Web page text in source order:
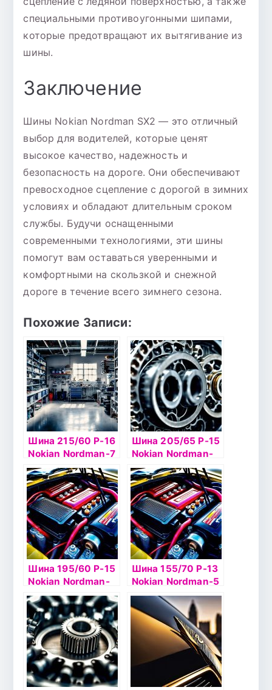
специальными противоугонными шипами,
которые предотвращают их вытягивание из
шины.
Заключение
Шины Nokian Nordman SX2 — это отличный
выбор для водителей, которые ценят
высокое качество, надежность и
безопасность на дороге. Они обеспечивают
превосходное сцепление с дорогой в зимних
условиях и обладают длительным сроком
службы. Будучи оснащенными
современными технологиями, эти шины
помогут вам оставаться уверенными и
комфортными на скользкой и снежной
дороге в течение всего зимнего сезона.
Похожие Записи:
Шина 215/60 Р-16
Nokian Nordman-7
99T б/к шип
Шина 205/65 Р-15
Nokian Nordman-
SX2 94H б/к
Шина 195/60 Р-15
Nokian Nordman-
RS2 92R б/к
Шина 155/70 Р-13
Nokian Nordman-5
75T б/к шип